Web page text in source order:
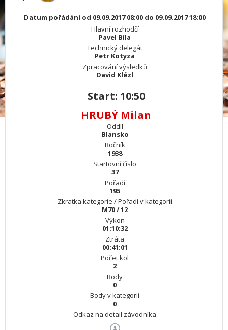
Datum pořádání od 09.09.2017 08:00 do 09.09.2017 18:00
Hlavní rozhodčí
Pavel Bíla
Technický delegát
Petr Kotyza
Zpracování výsledků
David Klézl
Start: 10:50
HRUBÝ Milan
Oddíl
Blansko
Ročník
1938
Startovní číslo
37
Pořadí
195
Zkratka kategorie / Pořadí v kategorii
M70 / 12
Výkon
01:10:32
Ztráta
00:41:01
Počet kol
2
Body
0
Body v kategorii
0
Odkaz na detail závodníka